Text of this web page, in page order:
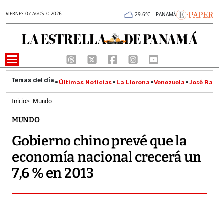
VIERNES 07 AGOSTO 2026 29.6°C | PANAMÁ
Últimas Noticias La Llorona Venezuela José
Inicio> Mundo
MUNDO
Gobierno chino prevé que la
economía nacional crecerá un
7,6 % en 2013